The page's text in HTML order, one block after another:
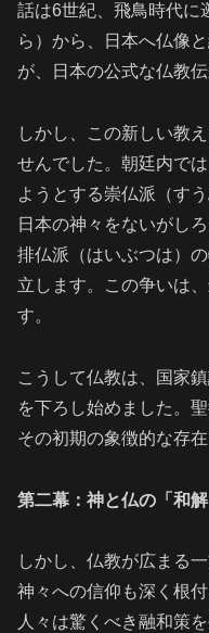
話は6世紀、飛鳥時代に
ら）から、日本へ仏像
が、日本の公式な仏教
しかし、この新しい教
せんでした。朝廷内で
ようとする崇仏派（す
日本の神々をないがし
排仏派（はいぶつは）
立します。この争いは
す。
こうして仏教は、国家
を下ろし始めました。
その初期の象徴的な存在
第二幕：神と仏の「和
しかし、仏教が広まる
神々への信仰も深く根
人々は驚くべき融和策を